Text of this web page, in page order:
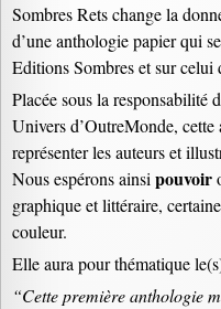
Sombres Rets change la
d’une anthologie papier qui
Editions Sombres et sur celui
Placée sous la responsabilité
Univers d’OutreMonde,
représenter les auteurs et
Nous espérons ainsi pouvoir
graphique et littéraire,
couleur.
Elle aura pour thématique
“Cette première anthologie